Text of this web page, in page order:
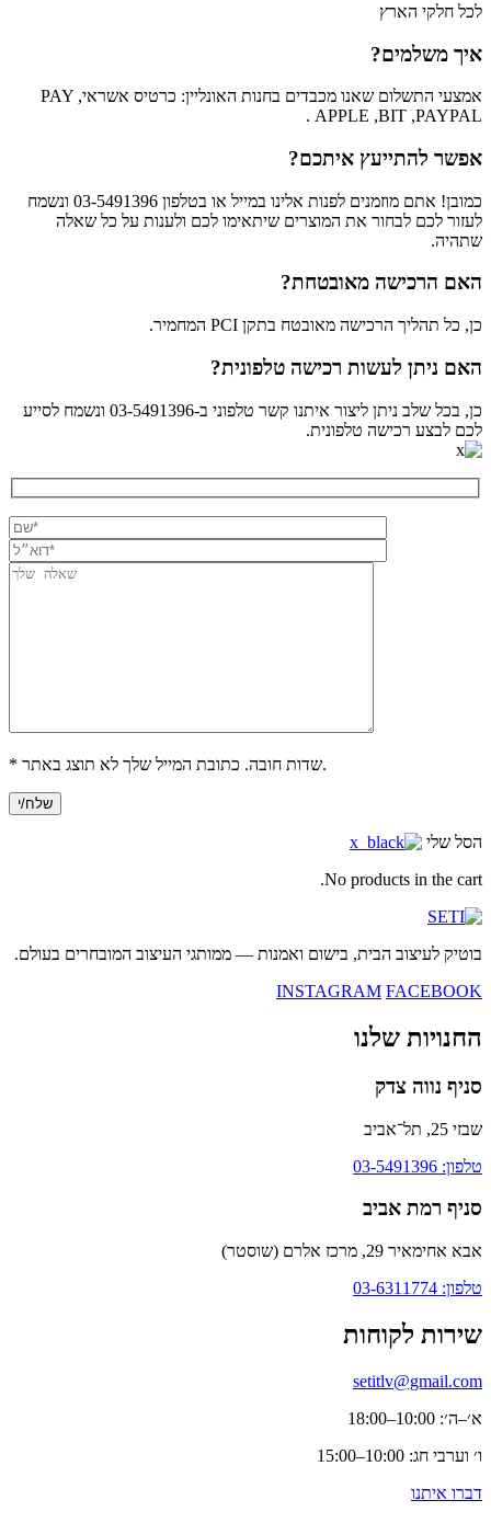
לכל חלקי הארץ
איך משלמים?
אמצעי התשלום שאנו מכבדים בחנות האונליין: כרטיס אשראי, PAY
APPLE ,BIT ,PAYPAL .
אפשר להתייעץ איתכם?
כמובן! אתם מוזמנים לפנות אלינו במייל או בטלפון 03-5491396 ונשמח
לעזור לכם לבחור את המוצרים שיתאימו לכם ולענות על כל שאלה
שתהיה.
האם הרכישה מאובטחת?
כן, כל תהליך הרכישה מאובטח בתקן PCI המחמיר.
האם ניתן לעשות רכישה טלפונית?
כן, בכל שלב ניתן ליצור איתנו קשר טלפוני ב-03-5491396 ונשמח לסייע
לכם לבצע רכישה טלפונית.
* שדות חובה. כתובת המייל שלך לא תוצג באתר.
הסל שלי
No products in the cart.
בוטיק לעיצוב הבית, בישום ואמנות — ממותגי העיצוב המובחרים בעולם.
INSTAGRAM FACEBOOK
החנויות שלנו
סניף נווה צדק
שבזי 25, תל־אביב
טלפון: 03-5491396
סניף רמת אביב
אבא אחימאיר 29, מרכז אלרם (שוסטר)
טלפון: 03-6311774
שירות לקוחות
setitlv@gmail.com
א׳–ה׳: 10:00–18:00
ו׳ וערבי חג: 10:00–15:00
דברו איתנו